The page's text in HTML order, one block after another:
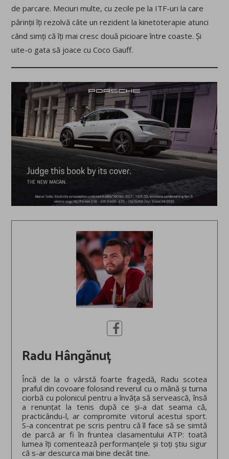
de parcare. Meciuri multe, cu zecile pe la ITF-uri la care
părinții îți rezolvă câte un rezident la kinetoterapie atunci
când simți că îți mai cresc două picioare între coaste. Și
uite-o gata să joace cu Coco Gauff.
Radu Hângănuț
Încă de la o vârstă foarte fragedă, Radu scotea
praful din covoare folosind reverul cu o mână și turna
ciorbă cu polonicul pentru a învăța să servească, însă
a renunțat la tenis după ce și-a dat seama că,
practicându-l, ar compromite viitorul acestui sport.
S-a concentrat pe scris pentru că îl face să se simtă
de parcă ar fi în fruntea clasamentului ATP: toată
lumea îți comentează performanțele și toți știu sigur
că s-ar descurca mai bine decât tine.